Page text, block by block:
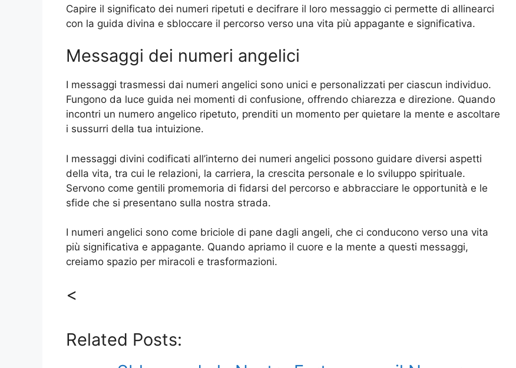
Capire il significato dei numeri ripetuti e decifrare il loro messaggio ci permette di allinearci
con la guida divina e sbloccare il percorso verso una vita più appagante e significativa.
Messaggi dei numeri angelici
I messaggi trasmessi dai numeri angelici sono unici e personalizzati per ciascun individuo.
Fungono da luce guida nei momenti di confusione, offrendo chiarezza e direzione. Quando
incontri un numero angelico ripetuto, prenditi un momento per quietare la mente e ascoltare
i sussurri della tua intuizione.
I messaggi divini codificati all’interno dei numeri angelici possono guidare diversi aspetti
della vita, tra cui le relazioni, la carriera, la crescita personale e lo sviluppo spirituale.
Servono come gentili promemoria di fidarsi del percorso e abbracciare le opportunità e le
sfide che si presentano sulla nostra strada.
I numeri angelici sono come briciole di pane dagli angeli, che ci conducono verso una vita
più significativa e appagante. Quando apriamo il cuore e la mente a questi messaggi,
creiamo spazio per miracoli e trasformazioni.
<
Related Posts: